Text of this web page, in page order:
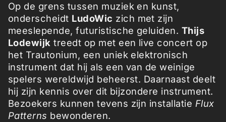
Op de grens tussen muziek en kunst,
onderscheidt LudoWic zich met zijn
meeslepende, futuristische geluiden. Thijs
Lodewijk treedt op met een live concert op
het Trautonium, een uniek elektronisch
instrument dat hij als een van de weinige
spelers wereldwijd beheerst. Daarnaast deelt
hij zijn kennis over dit bijzondere instrument.
Bezoekers kunnen tevens zijn installatie Flux
Patterns bewonderen.